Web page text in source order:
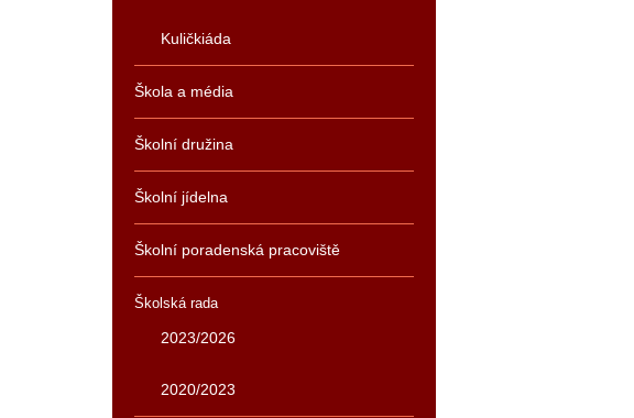
Kuličkiáda
Škola a média
Školní družina
Školní jídelna
Školní poradenská pracoviště
Školská rada
2023/2026
2020/2023